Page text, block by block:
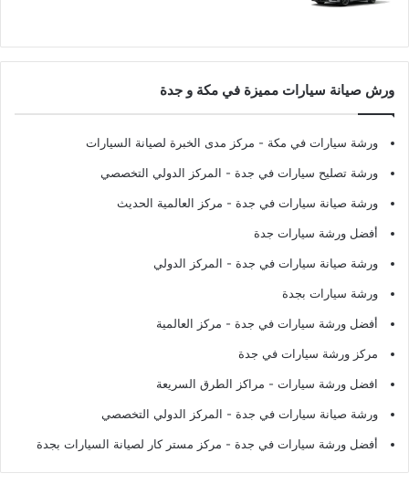
ورش صيانة سيارات مميزة في مكة و جدة
ورشة سيارات في مكة - مركز مدى الخبرة لصيانة السيارات
ورشة تصليح سيارات في جدة - المركز الدولي التخصصي
ورشة صيانة سيارات في جدة - مركز العالمية الحديث
أفضل ورشة سيارات جدة
ورشة صيانة سيارات في جدة - المركز الدولي
ورشة سيارات بجدة
أفضل ورشة سيارات في جدة - مركز العالمية
مركز ورشة سيارات في جدة
افضل ورشة سيارات - مراكز الطرق السريعة
ورشة صيانة سيارات في جدة - المركز الدولي التخصصي
أفضل ورشة سيارات في جدة - مركز مستر كار لصيانة السيارات بجدة